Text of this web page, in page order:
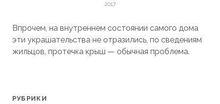
2017
Впрочем, на внутреннем состоянии самого дома
эти украшательства не отразились, по сведениям
жильцов, протечка крыш — обычная проблема.
РУБРИКИ